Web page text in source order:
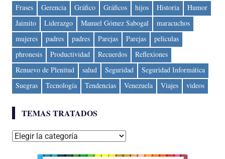
Frases
Gerencia Gráfico Gráficos hijos Historia
Humor
Jaimito
Liderazgo Manuel Gómez Sabogal
maracuchos
mujeres
padres padres Parejas Parejas
peliculas
phronesis
Productividad Recuerdos
Reflexiones
Renuevo de Plenitud
salud Seguridad
Seguridad Informática
Suegras
Tecnología Tendencias Venezuela Viajes videos
TEMAS TRATADOS
Temas